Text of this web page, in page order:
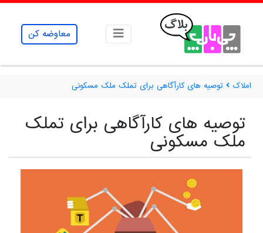
معاوضه کن
املاک توصیه های کارآگاهی برای تملک ملک مسکونی
توصیه های کارآگاهی برای تملک
ملک مسکونی